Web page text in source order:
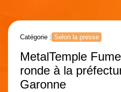
Catégorie : Selon la presse
MetalTemple
ronde à la
Garonne